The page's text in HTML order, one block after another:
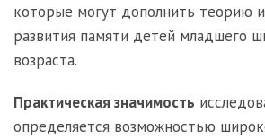
которые могут дополнить теорию
развития памяти детей младшего
возраста.
Практическая значимость
определяется возможностью